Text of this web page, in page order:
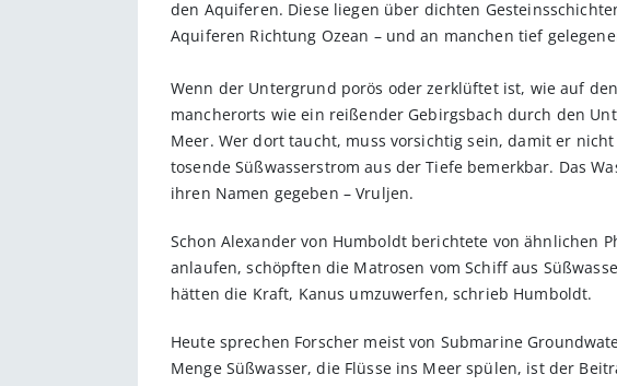
den Aquiferen. Diese liegen über dichten
Aquiferen Richtung Ozean – und an manchen tief
Wenn der Untergrund porös oder zerklüftet ist, wie auf
mancherorts wie ein reißender Gebirgsbach durch den
Meer. Wer dort taucht, muss vorsichtig sein, damit er
tosende Süßwasserstrom aus der Tiefe bemerkbar. Das
ihren Namen gegeben – Vruljen.
Schon Alexander von Humboldt berichtete von ähnlichen
anlaufen, schöpften die Matrosen vom Schiff aus
hätten die Kraft, Kanus umzuwerfen, schrieb Humboldt.
Heute sprechen Forscher meist von Submarine
Menge Süßwasser, die Flüsse ins Meer spülen, ist der